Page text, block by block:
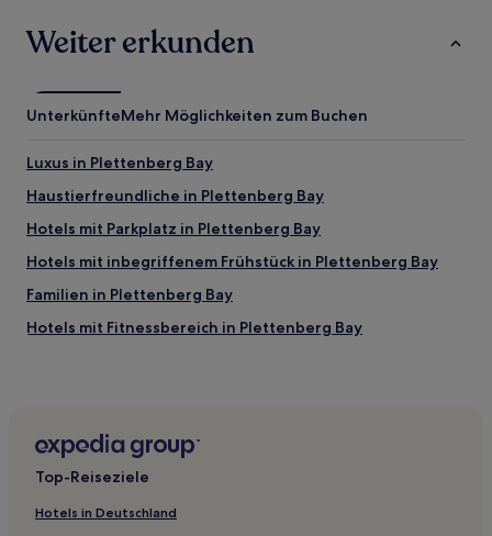
Weiter erkunden
UnterkünfteMehr Möglichkeiten zum Buchen
Luxus in Plettenberg Bay
Haustierfreundliche in Plettenberg Bay
Hotels mit Parkplatz in Plettenberg Bay
Hotels mit inbegriffenem Frühstück in Plettenberg Bay
Familien in Plettenberg Bay
Hotels mit Fitnessbereich in Plettenberg Bay
Haustierfreundliche in Westkap
Strand in Distrikt Garden Route
Luxus in Distrikt Garden Route
Top-Reiseziele
Hotels in Deutschland